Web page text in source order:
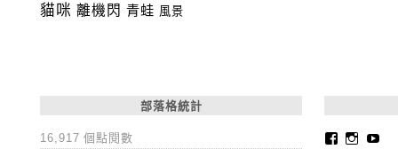
貓咪 離機閃 青蛙 風景
部落格統計
16,917 個點閱數